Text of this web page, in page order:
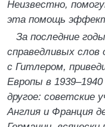
Неизвестно,
эта помощь
За последние
справедливых
с Гитлером,
Европы в
другое: советские
Англия и Франция